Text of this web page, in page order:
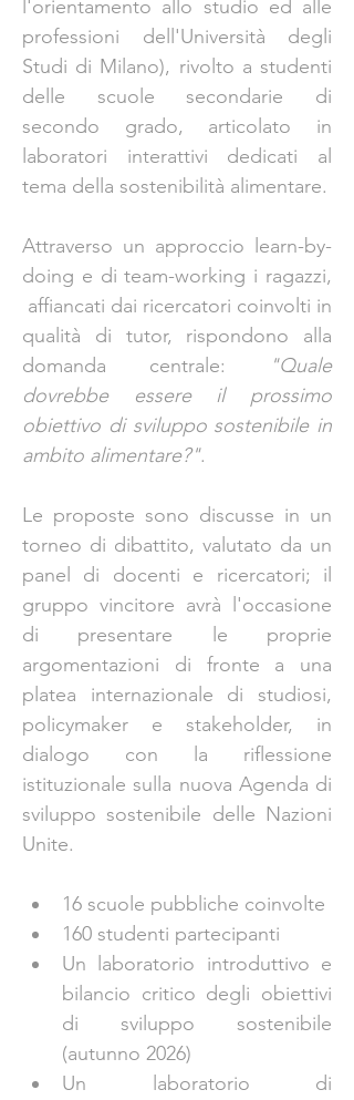
l'orientamento allo studio ed alle
professioni dell'Università degli
Studi di Milano), rivolto a studenti
delle scuole secondarie di
secondo grado, articolato in
laboratori interattivi dedicati al
tema della sostenibilità alimentare.
Attraverso un approccio learn-by-
affiancati dai ricercatori coinvolti in
qualità di tutor, rispondono alla
domanda centrale:
"Quale
dovrebbe essere il prossimo
obiettivo di sviluppo sostenibile in
ambito alimentare?".
Le proposte sono discusse in un
torneo di dibattito, valutato da un
panel di docenti e ricercatori; il
gruppo vincitore avrà l'occasione
di presentare le proprie
argomentazioni di fronte a una
platea internazionale di studiosi,
policymaker e stakeholder, in
dialogo con la riflessione
istituzionale sulla nuova Agenda di
sviluppo sostenibile delle Nazioni
Unite.
16 scuole pubbliche coinvolte
160 studenti partecipanti
Un laboratorio introduttivo e
bilancio critico degli obiettivi
di sviluppo sostenibile
(autunno 2026)
Un laboratorio di